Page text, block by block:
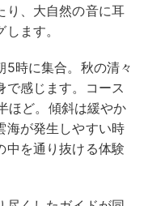
り、大自然の音に耳
ます。
5時に集合。秋の清々
で感じます。コース
ほど。傾斜は緩やか
海が発生しやすい時
中を通り抜ける体験